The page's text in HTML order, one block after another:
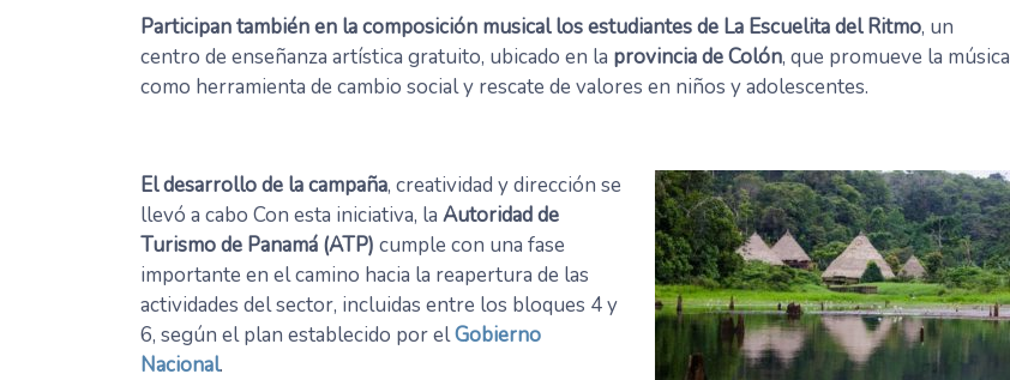
Participan también en la composición musical los estudiantes de La Escuelita del Ritmo, un
centro de enseñanza artística gratuito, ubicado en la provincia de Colón, que promueve la música
como herramienta de cambio social y rescate de valores en niños y adolescentes.
El desarrollo de la campaña, creatividad y dirección se
llevó a cabo Con esta iniciativa, la Autoridad de
Turismo de Panamá (ATP) cumple con una fase
importante en el camino hacia la reapertura de las
actividades del sector, incluidas entre los bloques 4 y
6, según el plan establecido por elGobierno
Nacional.